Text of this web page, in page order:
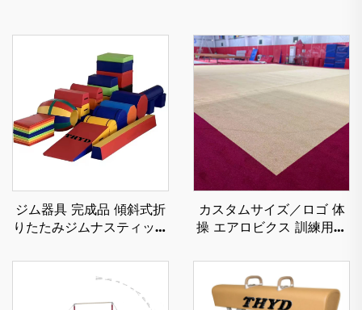
ジム器具 完成品 傾斜式折
りたたみジムナスティック
ども用
カスタムサイズ／ロゴ 体
操 エアロビクス 訓練用エ
プリングフロア